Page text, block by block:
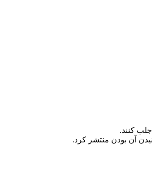
کنند.
آن بودن منتشر کرد.